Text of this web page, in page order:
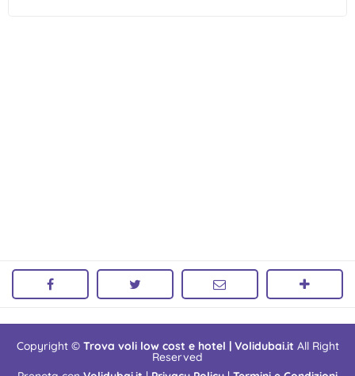
Copyright © Trova voli low cost e hotel | Volidubai.it All Right
Reserved